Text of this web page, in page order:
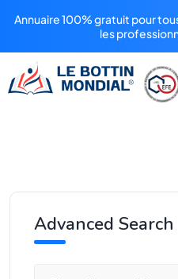
Annuaire 100% gratuit pour
les
Advanced Search